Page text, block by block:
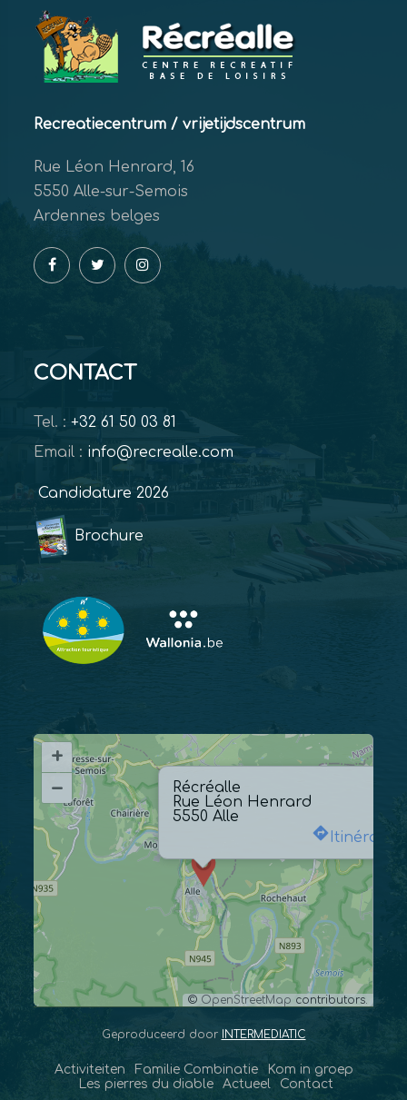
Recreatiecentrum / vrijetijdscentrum
Rue Léon Henrard, 16
5550 Alle-sur-Semois
Ardennes belges
CONTACT
Tel. : +32 61 50 03 81
Email : info@recrealle.com
Candidature 2026
Brochure
Récréalle
Rue Léon Henrard
5550 Alle
Itinéraire
+
–
© OpenStreetMap contributors.
Geproduceerd door INTERMEDIATIC
Activiteiten Familie Combinatie
Kom in groep
Les pierres du diable
Actueel Contact